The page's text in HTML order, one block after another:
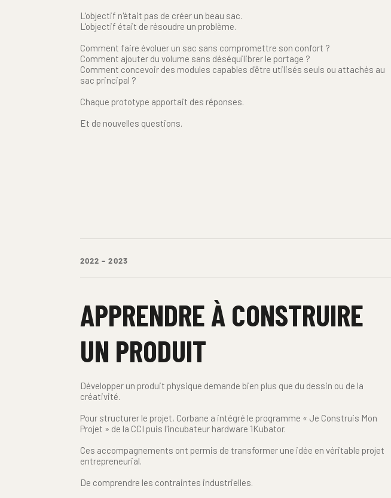
L'objectif n'était pas de créer un beau sac.
L'objectif était de résoudre un problème.
Comment faire évoluer un sac sans compromettre son confort ?
Comment ajouter du volume sans déséquilibrer le portage ?
Comment concevoir des modules capables d'être utilisés seuls ou attachés au
sac principal ?
Chaque prototype apportait des réponses.
Et de nouvelles questions.
2022 – 2023
APPRENDRE À CONSTRUIRE
UN PRODUIT
Développer un produit physique demande bien plus que du dessin ou de la
créativité.
Pour structurer le projet, Corbane a intégré le programme « Je Construis Mon
Projet » de la CCI puis l'incubateur hardware 1Kubator.
Ces accompagnements ont permis de transformer une idée en véritable projet
entrepreneurial.
De comprendre les contraintes industrielles.